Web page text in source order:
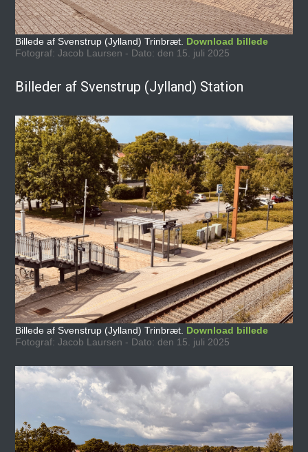
Billede af Svenstrup (Jylland) Trinbræt. Download billede
Fotograf: Jacob Laursen - Dato: den 15. juli 2025
Billeder af Svenstrup (Jylland) Station
Billede af Svenstrup (Jylland) Trinbræt. Download billede
Fotograf: Jacob Laursen - Dato: den 15. juli 2025